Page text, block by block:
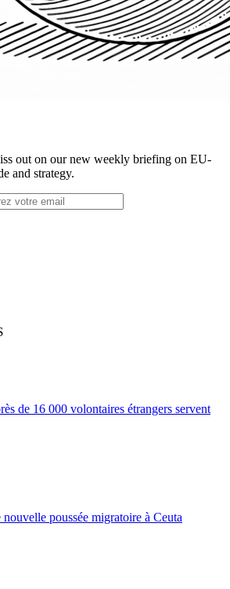
out on our new weekly briefing on EU-
and strategy.
de 16 000 volontaires étrangers servent
poussée migratoire à Ceuta